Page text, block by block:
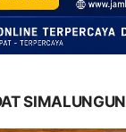
SIMALUNGUN